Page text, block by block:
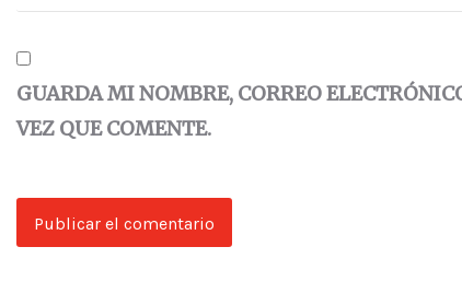
GUARDA MI NOMBRE, CORREO
VEZ QUE COMENTE.